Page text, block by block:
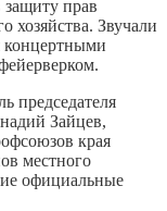
защиту прав
хозяйства. Звучали
концертными
председателя
Зайцев,
края
местного
официальные